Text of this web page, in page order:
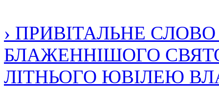
› ПРИВІТАЛЬНЕ
БЛАЖЕННІШОГО
ЛІТНЬОГО ЮВІЛЕЮ